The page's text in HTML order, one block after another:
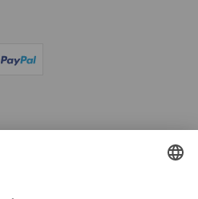
(Visa)
PayPal